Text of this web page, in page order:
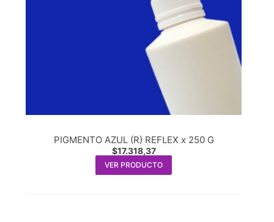
PIGMENTO AZUL (R) REFLEX x 250 G
$17.318,37
VER PRODUCTO